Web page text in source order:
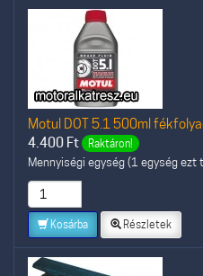
Motul DOT 5.1 500ml
4.400 Ft Raktáron!
Mennyiségi egység (1 egység ezt
Kosárba Részletek